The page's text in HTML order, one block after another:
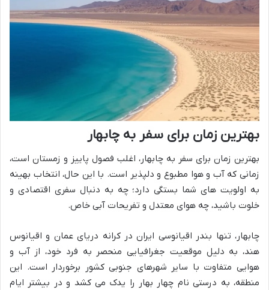
بهترین زمان برای سفر به چابهار
بهترین زمان برای سفر به چابهار، اغلب فصول پاییز و زمستان است،
زمانی که آب و هوا مطبوع و دلپذیر است. با این حال، انتخاب بهینه
به اولویت های شما بستگی دارد؛ چه به دنبال سفری اقتصادی و
خلوت باشید، چه هوای معتدل و تفریحات آبی خاص.
چابهار، تنها بندر اقیانوسی ایران در کرانه دریای عمان و اقیانوس
هند، به دلیل موقعیت جغرافیایی منحصر به فرد خود، از آب و
هوایی متفاوت با سایر شهرهای جنوبی کشور برخوردار است. این
منطقه، به درستی نام چهار بهار را یدک می کشد و در بیشتر ایام